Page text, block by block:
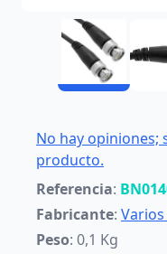
No hay opiniones;
producto.
Referencia:
Fabricante: Varios
Peso: 0,1 Kg